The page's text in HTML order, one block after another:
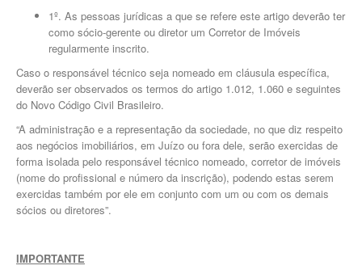
1º. As pessoas jurídicas a que se refere este artigo deverão ter
como sócio-gerente ou diretor um Corretor de Imóveis
regularmente inscrito.
Caso o responsável técnico seja nomeado em cláusula específica,
deverão ser observados os termos do artigo 1.012, 1.060 e seguintes
do Novo Código Civil Brasileiro.
“A administração e a representação da sociedade, no que diz respeito
aos negócios imobiliários, em Juízo ou fora dele, serão exercidas de
forma isolada pelo responsável técnico nomeado, corretor de imóveis
(nome do profissional e número da inscrição), podendo estas serem
exercidas também por ele em conjunto com um ou com os demais
sócios ou diretores”.
IMPORTANTE